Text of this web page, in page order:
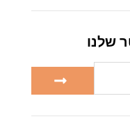
שלנו